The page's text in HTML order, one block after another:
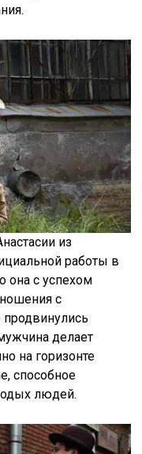
из
работы в
она с успехом
с
делает
на горизонте
способное
людей.